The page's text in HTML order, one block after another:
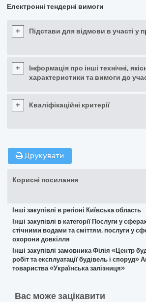
Електронні тендерні вимоги
+ Підстави для відмови в участі у
+
Інформація про інші технічні,
характеристики та вимоги до
+ Кваліфікаційні критерії
Друкувати
Корисні посилання
Інші закупівлі в регіоні Київська область
Інші закупівлі в категорії Послуги у
стічними водами та сміттям, послуги у
охорони довкілля
Інші закупівлі замовника Філія «Центр
робіт та експлуатації будівель і споруд»
товариства «Українська залізниця»
Вас може зацікавити